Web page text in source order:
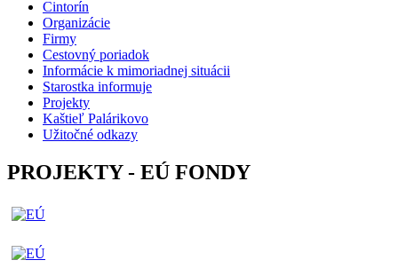
Cintorín
Organizácie
Firmy
Cestovný poriadok
Informácie k mimoriadnej situácii
Starostka informuje
Projekty
Kaštieľ Palárikovo
Užitočné odkazy
PROJEKTY - EÚ FONDY